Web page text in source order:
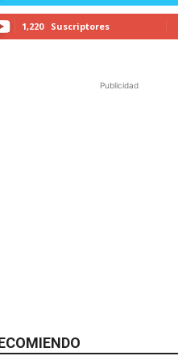
1,220 Suscriptores
Publicidad